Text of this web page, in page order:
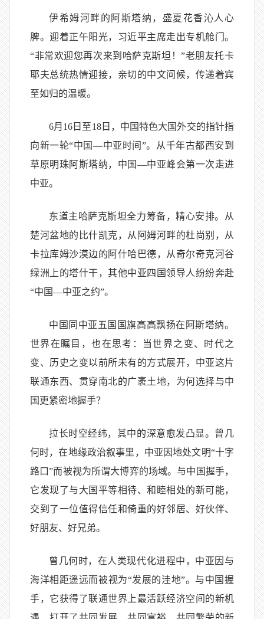
伊希姆河畔的阿斯塔纳，盛夏花香沁人心
脾。迎着正午阳光，习近平主席走出专机舱门。
“非常欢迎您再次来到哈萨克斯坦！”老朋友托卡
耶夫总统热情迎接，亲切的中文问候，传递着宾
至如归的温暖。
6月16日至18日，中国特色大国外交的指针指
向新一轮“中国—中亚时间”。从千年古都西安到
草原明珠阿斯塔纳，中国—中亚峰会第一次走进
中亚。
东道主哈萨克斯坦全力筹备，精心安排。从
楚河盆地的比什凯克，从阿姆河畔的杜尚别，从
卡拉库姆沙漠边的阿什哈巴德，从奇尔奇克河谷
绿洲上的塔什干，其他中亚四国领导人纷纷奔赴
“中国—中亚之约”。
中国同中亚五国国旗高高飘扬在阿斯塔纳。
世界在瞩目，也在思考：当世界之变、时代之
变、历史之变以前所未有的方式展开，中亚这片
联通东西、贯穿南北的广袤土地，为何选择与中
国更紧密地握手？
拉长时空经纬，其中的深意愈发凸显。曾几
何时，在地缘政治叙事里，中亚因地处文明“十字
路口”而被视为所谓大博弈的场域。与中国握手，
它发现了与大国平等相待、和睦相处的新可能，
交到了一位值得信任和倚重的好邻居、好伙伴、
好朋友、好兄弟。
曾几何时，在人类现代化进程中，中亚因与
海洋相距遥远而被视为“发展的洼地”。与中国握
手，它获得了联通世界上最活跃经济空间的新机